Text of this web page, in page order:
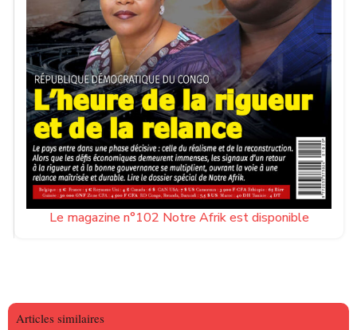
Le magazine n°102 Notre Afrik est disponible
Articles similaires